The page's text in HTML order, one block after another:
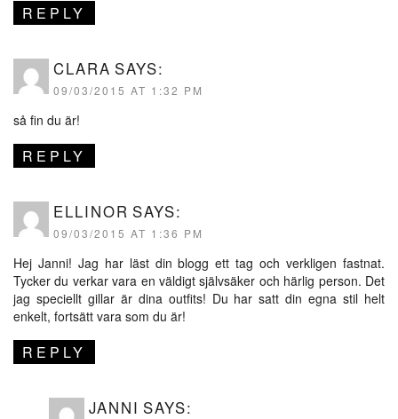
REPLY
CLARA SAYS:
09/03/2015 AT 1:32 PM
så fin du är!
REPLY
ELLINOR SAYS:
09/03/2015 AT 1:36 PM
Hej Janni! Jag har läst din blogg ett tag och verkligen fastnat.
Tycker du verkar vara en väldigt självsäker och härlig person. Det
jag speciellt gillar är dina outfits! Du har satt din egna stil helt
enkelt, fortsätt vara som du är!
REPLY
JANNI SAYS: